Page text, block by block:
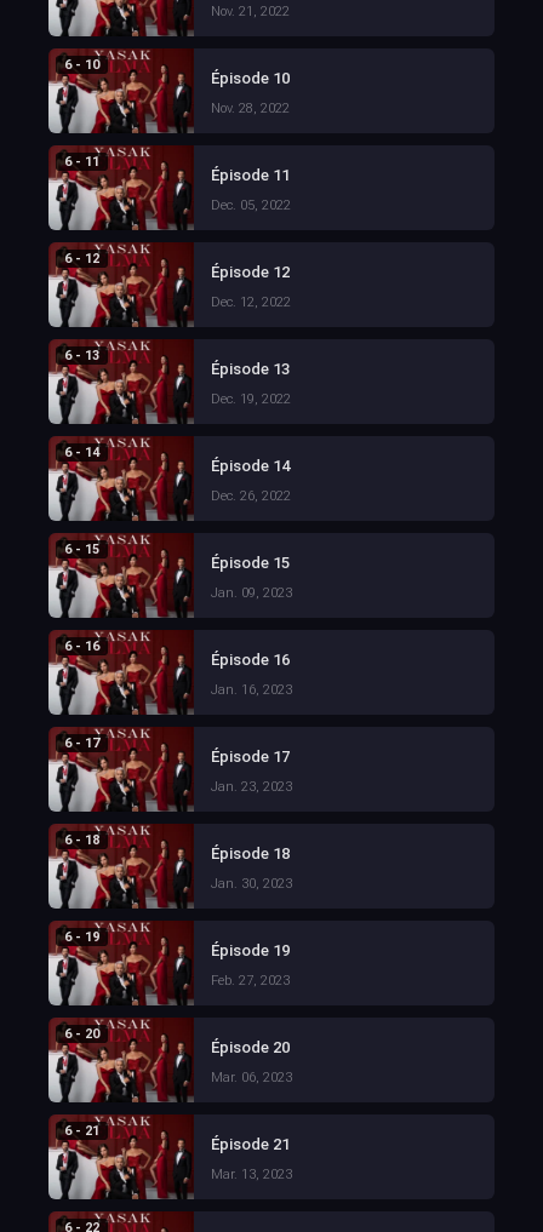
Nov. 21, 2022
6 - 10
Épisode 10
Nov. 28, 2022
6 - 11
Épisode 11
Dec. 05, 2022
6 - 12
Épisode 12
Dec. 12, 2022
6 - 13
Épisode 13
Dec. 19, 2022
6 - 14
Épisode 14
Dec. 26, 2022
6 - 15
Épisode 15
Jan. 09, 2023
6 - 16
Épisode 16
Jan. 16, 2023
6 - 17
Épisode 17
Jan. 23, 2023
6 - 18
Épisode 18
Jan. 30, 2023
6 - 19
Épisode 19
Feb. 27, 2023
6 - 20
Épisode 20
Mar. 06, 2023
6 - 21
Épisode 21
Mar. 13, 2023
6 - 22